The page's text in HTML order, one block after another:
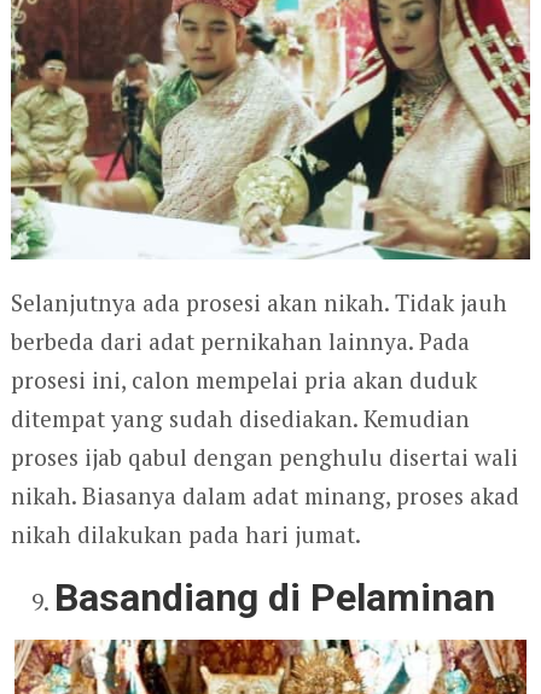
Selanjutnya ada prosesi akan nikah. Tidak jauh
berbeda dari adat pernikahan lainnya. Pada
prosesi ini, calon mempelai pria akan duduk
ditempat yang sudah disediakan. Kemudian
proses ijab qabul dengan penghulu disertai wali
nikah. Biasanya dalam adat minang, proses akad
nikah dilakukan pada hari jumat.
Basandiang di Pelaminan